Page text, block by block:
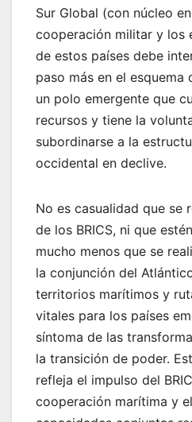
Sur Global (con núcleo
cooperación militar y los
de estos países debe
paso más en el
un polo emergente que
recursos y tiene la
subordinarse a la
occidental en declive.
No es casualidad que se
de los BRICS, ni que
mucho menos que se
la conjunción del
territorios marítimos y
vitales para los países
síntoma de las
la transición de poder.
refleja el impulso del
cooperación marítima y